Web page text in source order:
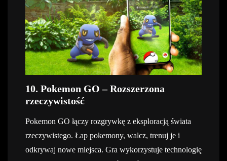
10. Pokemon GO – Rozszerzona
rzeczywistość
Pokemon GO łączy rozgrywkę z eksploracją świata
rzeczywistego. Łap pokemony, walcz, trenuj je i
odkrywaj nowe miejsca. Gra wykorzystuje technologię